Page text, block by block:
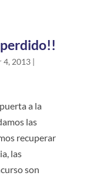
4, 2013|
a la
las
recuperar
las
son